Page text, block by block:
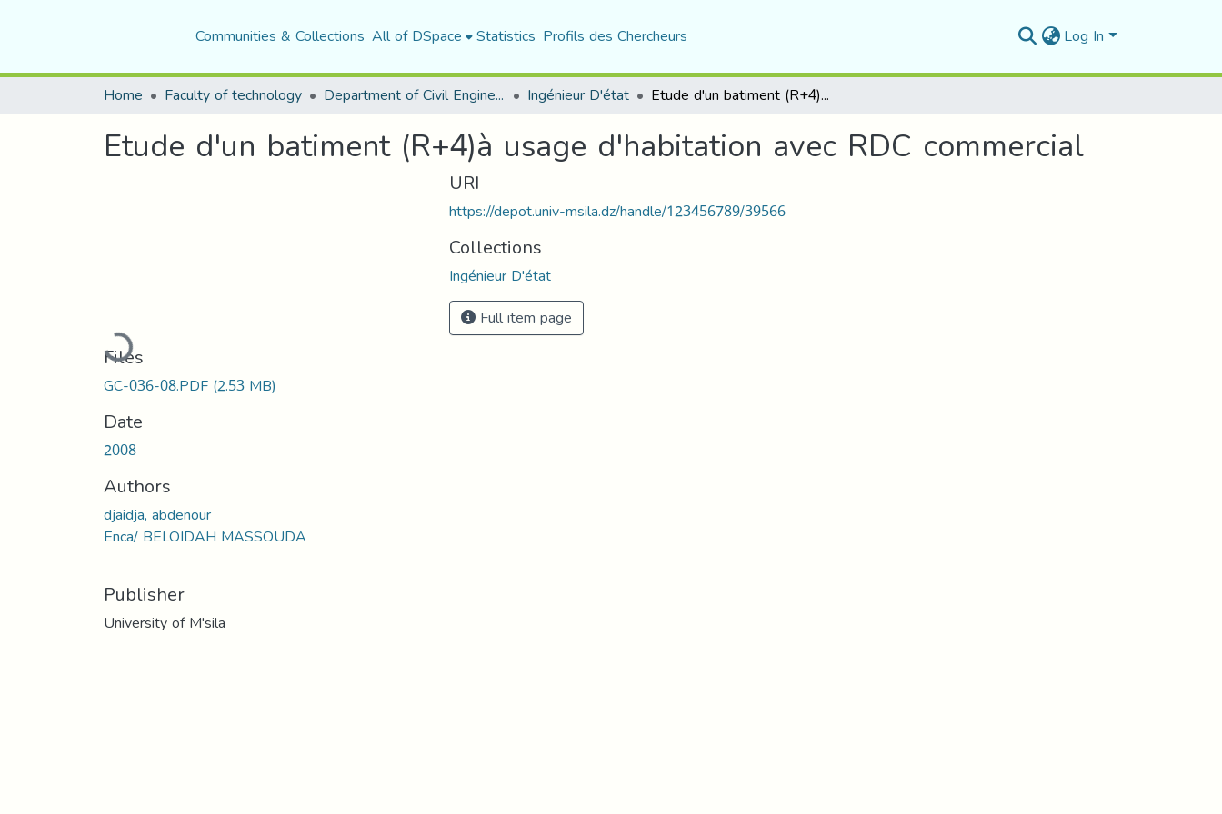
Communities & Collections All of DSpace Statistics Profils des Chercheurs Log In
Home Faculty of technology Department of Civil Engineering Ingénieur D'état Etude d'un batiment (R+4)à usage d'habitation avec RDC commercial
Etude d'un batiment (R+4)à usage d'habitation avec RDC commercial
Loading...
Files
GC-036-08.PDF(2.53 MB)
Date
2008
Authors
djaidja, abdenour
Enca/ BELOIDAH MASSOUDA
Publisher
University of M'sila
URI
https://depot.univ-msila.dz/handle/123456789/39566
Collections
Ingénieur D'état
Full item page